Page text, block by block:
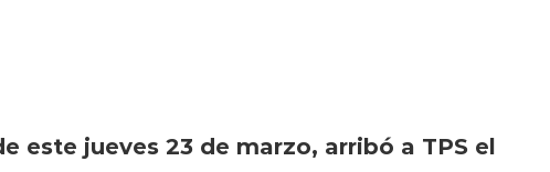
este jueves 23 de marzo, arribó a TPS el